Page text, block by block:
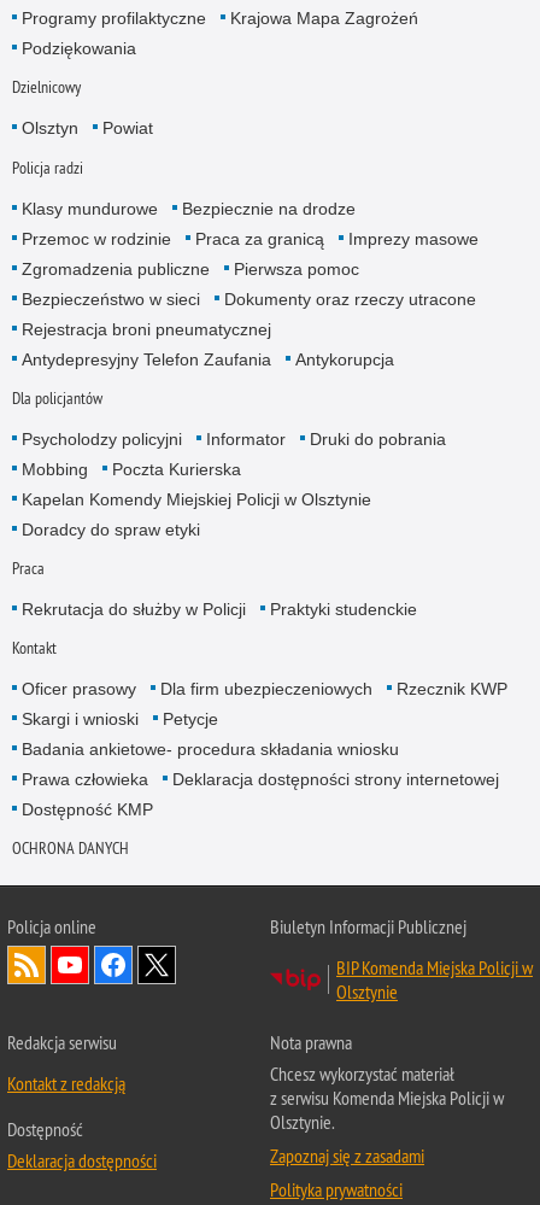
Programy profilaktyczne
Krajowa Mapa Zagrożeń
Podziękowania
Dzielnicowy
Olsztyn Powiat
Policja radzi
Klasy mundurowe
Bezpiecznie na drodze
Przemoc w rodzinie
Praca za granicą
Imprezy masowe
Zgromadzenia publiczne
Pierwsza pomoc
Bezpieczeństwo w sieci
Dokumenty oraz rzeczy utracone
Rejestracja broni pneumatycznej
Antydepresyjny Telefon Zaufania
Antykorupcja
Dla policjantów
Psycholodzy policyjni Informator
Druki do pobrania
Mobbing
Poczta Kurierska
Kapelan Komendy Miejskiej Policji w Olsztynie
Doradcy do spraw etyki
Praca
Rekrutacja do służby w Policji Praktyki studenckie
Kontakt
Oficer prasowy Dla firm ubezpieczeniowych
Rzecznik KWP
Skargi i wnioski
Petycje
Badania ankietowe- procedura składania wniosku
Prawa człowieka
Deklaracja dostępności strony internetowej
Dostępność KMP
OCHRONA DANYCH
Policja online
Biuletyn Informacji Publicznej
BIP Komenda Miejska Policji w
Olsztynie
Redakcja serwisu
Kontakt z redakcją
Dostępność
Deklaracja dostępności
Nota prawna
Chcesz wykorzystać materiał
z serwisu Komenda Miejska Policji w
Olsztynie.
Zapoznaj się z zasadami
Polityka prywatności